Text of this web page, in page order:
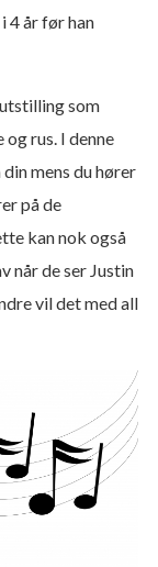
4 år før han
som
rus. I denne
mens du hører
på de
kan nok også
når de ser Justin
vil det med all